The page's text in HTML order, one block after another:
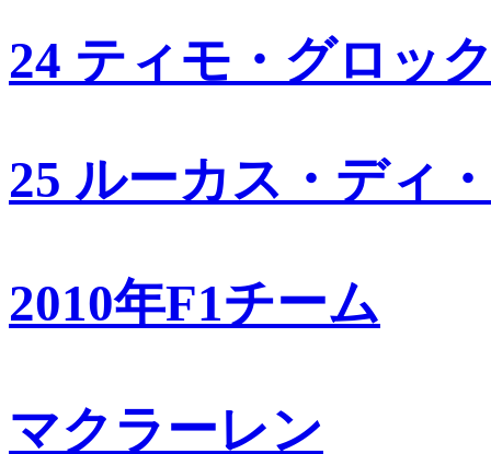
24 ティモ・グロッ
25 ルーカス・ディ
2010年F1チーム
マクラーレン